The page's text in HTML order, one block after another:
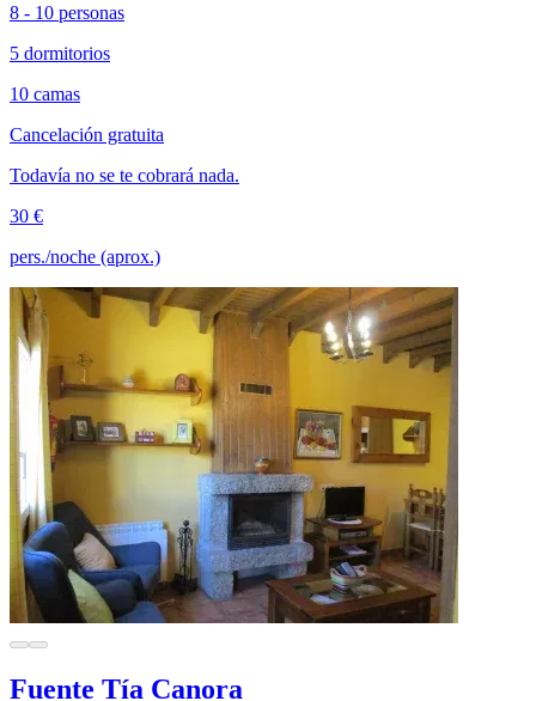
8 - 10 personas
5 dormitorios
10 camas
Cancelación gratuita
Todavía no se te cobrará nada.
30 €
pers./noche (aprox.)
Fuente Tía Canora